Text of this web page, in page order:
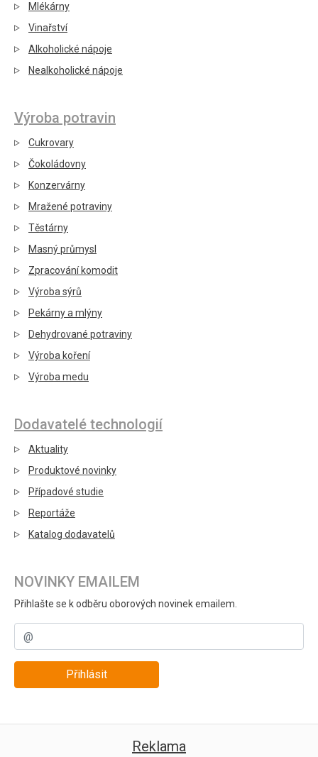
Mlékárny
Vinařství
Alkoholické nápoje
Nealkoholické nápoje
Výroba potravin
Cukrovary
Čokoládovny
Konzervárny
Mražené potraviny
Těstárny
Masný průmysl
Zpracování komodit
Výroba sýrů
Pekárny a mlýny
Dehydrované potraviny
Výroba koření
Výroba medu
Dodavatelé technologií
Aktuality
Produktové novinky
Případové studie
Reportáže
Katalog dodavatelů
NOVINKY EMAILEM
Přihlašte se k odběru oborových novinek emailem.
Přihlásit
Reklama